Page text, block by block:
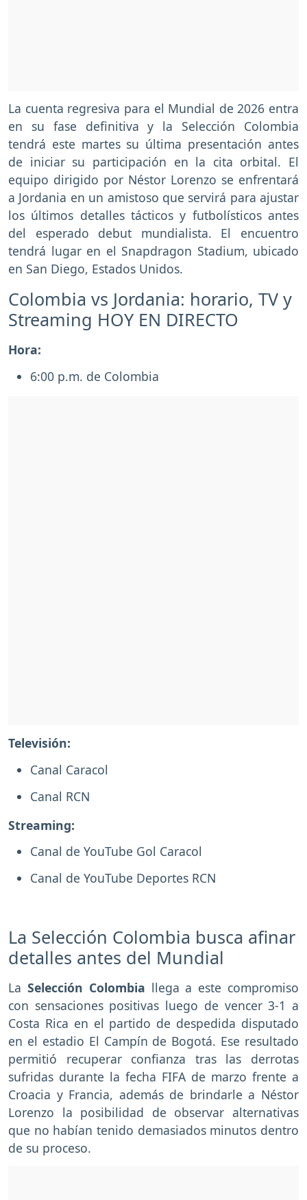
La cuenta regresiva para el Mundial de 2026 entra
en su fase definitiva y la Selección Colombia
tendrá este martes su última presentación antes
de iniciar su participación en la cita orbital. El
equipo dirigido por Néstor Lorenzo se enfrentará
a Jordania en un amistoso que servirá para ajustar
los últimos detalles tácticos y futbolísticos antes
del esperado debut mundialista. El encuentro
tendrá lugar en el Snapdragon Stadium, ubicado
en San Diego, Estados Unidos.
Colombia vs Jordania: horario, TV y
Streaming HOY EN DIRECTO
Hora:
6:00 p.m. de Colombia
Televisión:
Canal Caracol
Canal RCN
Streaming:
Canal de YouTube Gol Caracol
Canal de YouTube Deportes RCN
La Selección Colombia busca afinar
detalles antes del Mundial
La Selección Colombia llega a este compromiso
con sensaciones positivas luego de vencer 3-1 a
Costa Rica en el partido de despedida disputado
en el estadio El Campín de Bogotá. Ese resultado
permitió recuperar confianza tras las derrotas
sufridas durante la fecha FIFA de marzo frente a
Croacia y Francia, además de brindarle a Néstor
Lorenzo la posibilidad de observar alternativas
que no habían tenido demasiados minutos dentro
de su proceso.